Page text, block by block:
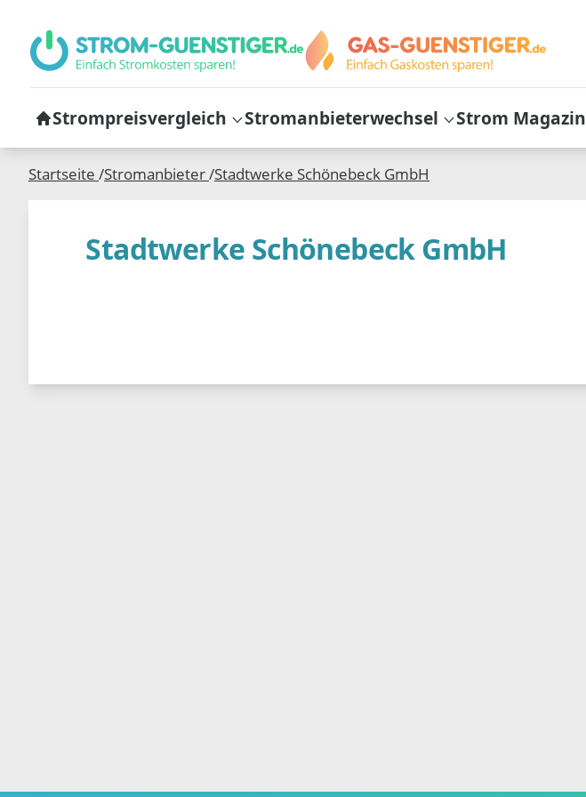
Strompreisvergleich Stromanbieterwechsel Strom Magazin
Startseite /Stromanbieter/Stadtwerke Schönebeck GmbH
Stadtwerke Schönebeck GmbH